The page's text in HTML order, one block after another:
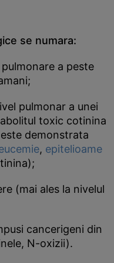
se numara:
a peste
pulmonar a unei
toxic cotinina
demonstrata
, epitelioame
(mai ales la nivelul
cancerigeni din
N-oxizii).